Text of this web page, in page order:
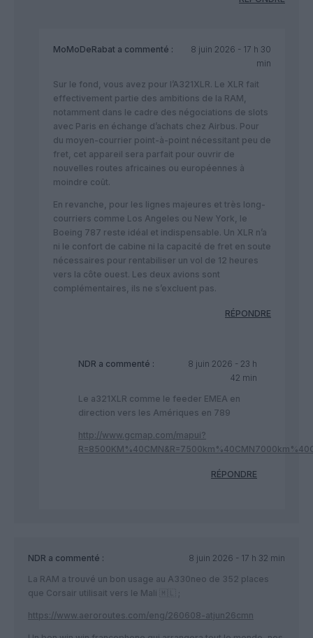
MoMoDeRabat a commenté :
8 juin 2026 - 17 h 30
min
Sur le fond, vous avez pour l’A321XLR. Le XLR fait
effectivement partie des ambitions de la RAM,
notamment dans le cadre des négociations de slots
avec Paris en échange d’achats chez Airbus. Pour
du moyen-courrier point-à-point nécessitant peu de
fret, cet appareil sera parfait pour ouvrir de
nouvelles routes africaines ou européennes à
moindre coût.
​En revanche, pour les lignes majeures et très long-
courriers comme Los Angeles ou New York, le
Boeing 787 reste idéal et indispensable. Un XLR n’a
ni le confort de cabine ni la capacité de fret en soute
nécessaires pour rentabiliser un vol de 12 heures
vers la côte ouest. Les deux avions sont
complémentaires, ils ne s’excluent pas.
RÉPONDRE
NDR a commenté :
8 juin 2026 - 23 h
42 min
Le a321XLR comme le feeder EMEA en
direction vers les Amériques en 789
http://www.gcmap.com/mapui?
RÉPONDRE
NDR a commenté :
8 juin 2026 - 17 h 32 min
La RAM a trouvé un bon usage au A330neo de 352 places
que Corsair utilisait vers le Mali 🇲🇱 ;
https://www.aeroroutes.com/eng/260608-atjun26cmn